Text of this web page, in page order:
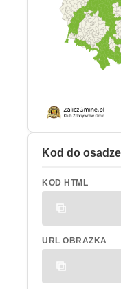
Kod do
KOD HTML
URL OBRAZKA